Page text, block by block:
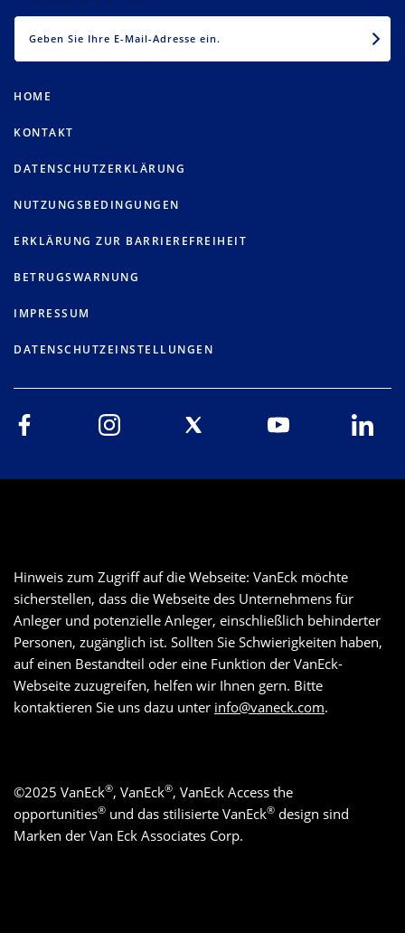
HOME
KONTAKT
DATENSCHUTZERKLÄRUNG
NUTZUNGSBEDINGUNGEN
ERKLÄRUNG ZUR BARRIEREFREIHEIT
BETRUGSWARNUNG
IMPRESSUM
DATENSCHUTZEINSTELLUNGEN
Hinweis zum Zugriff auf die Webseite: VanEck möchte
sicherstellen, dass die Webseite des Unternehmens für
Anleger und potenzielle Anleger, einschließlich behinderter
Personen, zugänglich ist. Sollten Sie Schwierigkeiten haben,
auf einen Bestandteil oder eine Funktion der VanEck-
Webseite zuzugreifen, helfen wir Ihnen gern. Bitte
kontaktieren Sie uns dazu unter info@vaneck.com.
©2025 VanEck®, VanEck®, VanEck Access the
opportunities® und das stilisierte VanEck® design sind
Marken der Van Eck Associates Corp.